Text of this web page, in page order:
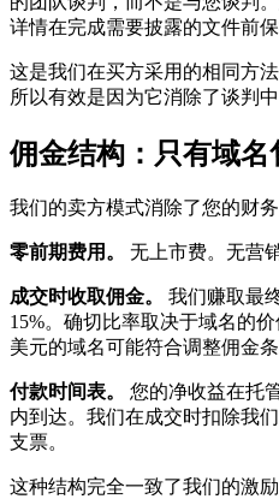
详情在完成需要披露的文件前保
这是我们在买方采用的相同方
所以有效是因为它消除了谈判中
佣金结构：只有域名
我们的卖方模式消除了您的财务
零前期费用。 无上市费。无营
成交时收取佣金。
我们赚取最
15%。确切比率取决于域名的
美元的域名可能符合调整佣金条
付款时间表。
您的净收益在托
内到达。我们在成交时扣除我
支票。
这种结构完全一致了我们的激